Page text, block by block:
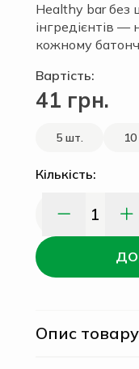
Healthy bar без
інгредієнтів —
кожному
Вартість:
41 грн.
5 шт.
Кількість:
1
Опис товару